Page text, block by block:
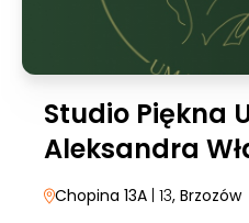
Studio Piękna
Aleksandra
Chopina 13A | 13, Brzozów